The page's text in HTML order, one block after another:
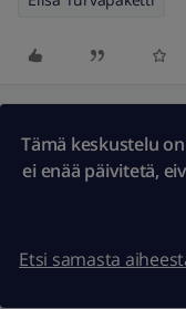
Tämä keskustelu
ei enää päivitetä,
Etsi samasta